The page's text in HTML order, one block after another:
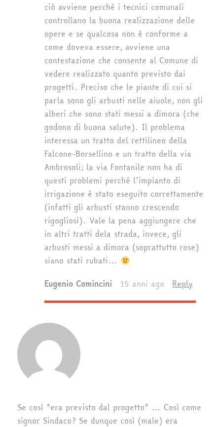
ciò avviene perché i tecnici comunali
controllano la buona realizzazione delle
opere e se qualcosa non è conforme a
come doveva essere, avviene una
contestazione che consente al Comune di
vedere realizzato quanto previsto dai
progetti. Preciso che le piante di cui si
parla sono gli arbusti nelle aiuole, non gli
alberi che sono stati messi a dimora (che
godono di buona salute). Il problema
interessa un tratto del rettilineo della
Falcone-Borsellino e un tratto della via
Ambrosoli; la via Fontanile non ha di
questi problemi perché l’impianto di
irrigazione è stato eseguito correttamente
(infatti gli arbusti stanno crescendo
rigogliosi). Vale la pena aggiungere che
in altri tratti dela strada, invece, gli
arbusti messi a dimora (soprattutto rose)
siano stati rubati…
Eugenio Comincini
15 anni ago Reply
Se così "era previsto dal progetto" … Così come
signor Sindaco? Se dunque così (male) era